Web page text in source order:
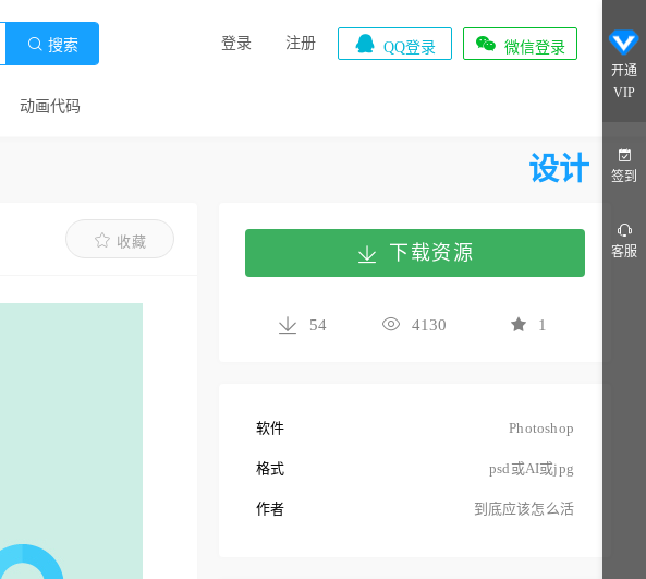
 搜索
动画代码
登录 注册  QQ登录  微信登录
设计
收藏
下载资源
54 4130 1
软件 Photoshop
格式 psd或AI或jpg
作者 到底应该怎么活
开通
VIP
签到
客服